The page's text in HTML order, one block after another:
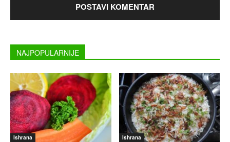
NAJPOPULARNIJE
Ishrana Ishrana